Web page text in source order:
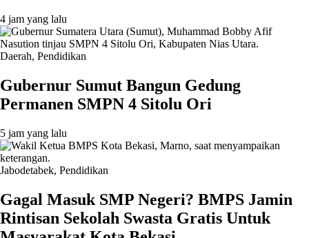
4 jam yang lalu
Daerah, Pendidikan
Gubernur Sumut Bangun Gedung
Permanen SMPN 4 Sitolu Ori
5 jam yang lalu
Jabodetabek, Pendidikan
Gagal Masuk SMP Negeri? BMPS Jamin
Rintisan Sekolah Swasta Gratis Untuk